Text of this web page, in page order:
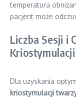
temperatura
pacjent może
Liczba Sesji i
Dla uzyskania
kriostymulacji